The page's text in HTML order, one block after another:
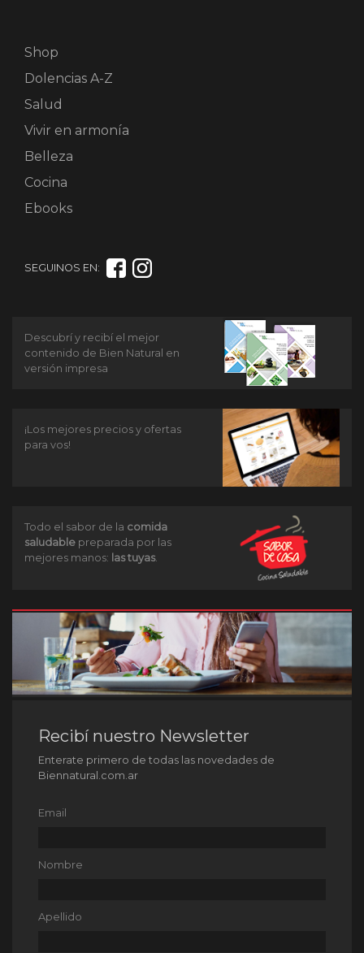
Shop
Dolencias A-Z
Salud
Vivir en armonía
Belleza
Cocina
Ebooks
SEGUINOS EN:
Descubrí y recibí el mejor
contenido de Bien Natural en
versión impresa
¡Los mejores precios y ofertas
para vos!
Todo el sabor de la comida
saludable preparada por las
mejores manos: las tuyas.
Recibí nuestro Newsletter
Enterate primero de todas las novedades de
Biennatural.com.ar
Email
Nombre
Apellido